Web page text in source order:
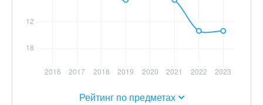
Рейтинг по предметах